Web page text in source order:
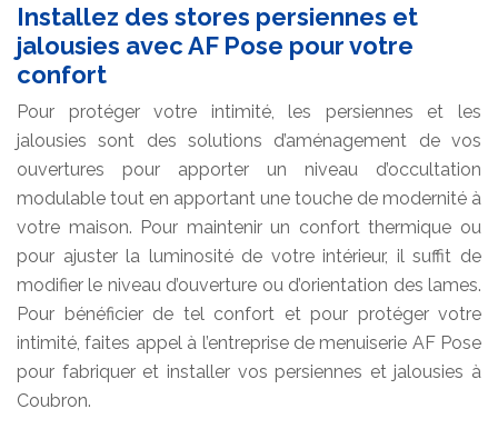
Installez des stores persiennes et
jalousies avec AF Pose pour votre
confort
Pour protéger votre intimité, les persiennes et les
jalousies sont des solutions d’aménagement de vos
ouvertures pour apporter un niveau d’occultation
modulable tout en apportant une touche de modernité à
votre maison. Pour maintenir un confort thermique ou
pour ajuster la luminosité de votre intérieur, il suffit de
modifier le niveau d’ouverture ou d’orientation des lames.
Pour bénéficier de tel confort et pour protéger votre
intimité, faites appel à l’entreprise de menuiserie AF Pose
pour fabriquer et installer vos persiennes et jalousies à
Coubron.